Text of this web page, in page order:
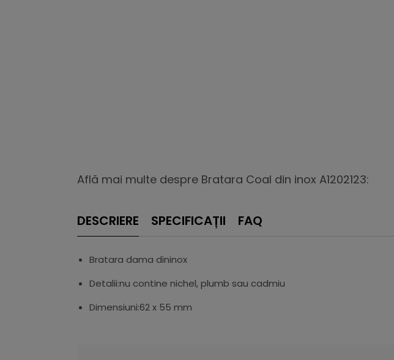
Află mai multe despre Bratara Coal din inox A1202123:
DESCRIERE SPECIFICAȚII FAQ
Bratara dama dininox
Detalii:nu contine nichel, plumb sau cadmiu
Dimensiuni:62 x 55 mm